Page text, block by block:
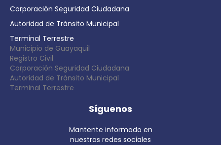
Corporación Seguridad Ciudadana
Autoridad de Tránsito Municipal
Terminal Terrestre
Municipio de Guayaquil
Registro Civil
Corporación Seguridad Ciudadana
Autoridad de Tránsito Municipal
Terminal Terrestre
Síguenos
Mantente informado en
nuestras redes sociales